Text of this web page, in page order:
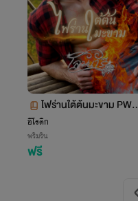
ไฟร่านใต้ต้นมะขาม PWP
ฟรี
อีโรติก
พริมริน
ฟรี